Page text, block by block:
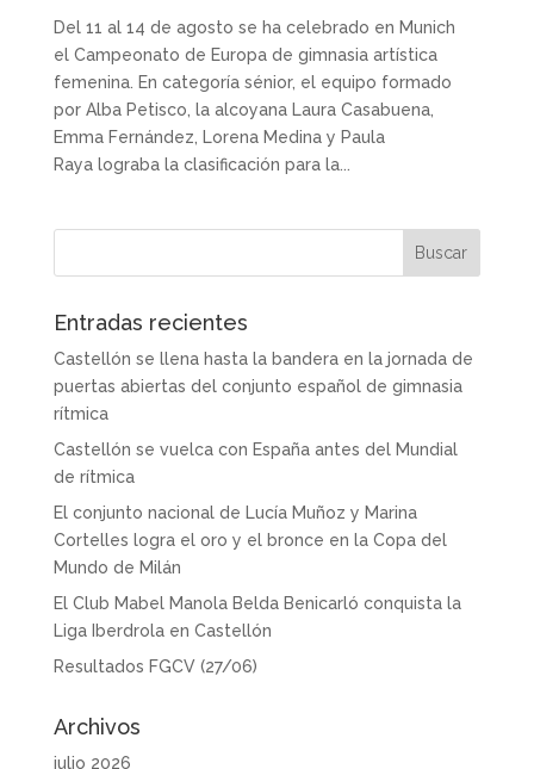
Del 11 al 14 de agosto se ha celebrado en Munich
el Campeonato de Europa de gimnasia artística
femenina. En categoría sénior, el equipo formado
por Alba Petisco, la alcoyana Laura Casabuena,
Emma Fernández, Lorena Medina y Paula
Raya lograba la clasificación para la...
Entradas recientes
Castellón se llena hasta la bandera en la jornada de
puertas abiertas del conjunto español de gimnasia
rítmica
Castellón se vuelca con España antes del Mundial
de rítmica
El conjunto nacional de Lucía Muñoz y Marina
Cortelles logra el oro y el bronce en la Copa del
Mundo de Milán
El Club Mabel Manola Belda Benicarló conquista la
Liga Iberdrola en Castellón
Resultados FGCV (27/06)
Archivos
julio 2026